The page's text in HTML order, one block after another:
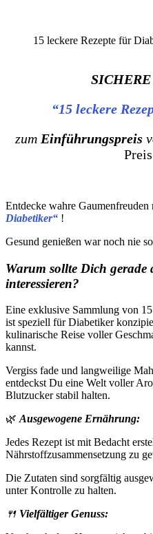
15 leckere Rezepte für
SICHERE
“15 leckere
zumEinführungspreis
Preis
Entdecke wahre Gaumenfreuden
Diabetiker“ !
Gesund genießen war noch nie
Warum sollte Dich gerade
interessieren?
Eine exklusive Sammlung von
ist speziell für Diabetiker
kulinarische Reise voller
kannst.
Vergiss fade und langweilige
entdeckst Du eine Welt voller
Blutzucker stabil halten.
🌿 Ausgewogene Ernährung:
Jedes Rezept ist mit Bedacht
Nährstoffzusammensetzung zu
Die Zutaten sind sorgfältig
unter Kontrolle zu halten.
🍴 Vielfältiger Genuss: